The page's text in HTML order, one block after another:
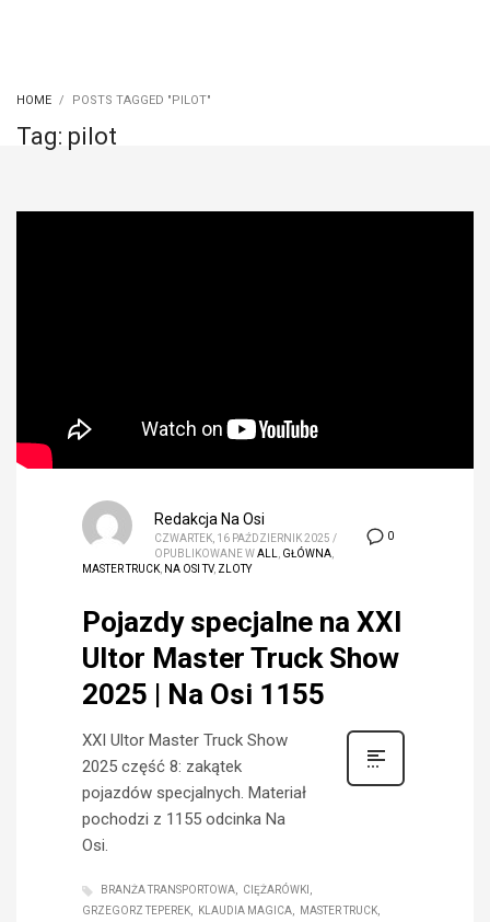
HOME POSTS TAGGED "PILOT"
Tag: pilot
0
Redakcja Na Osi
CZWARTEK, 16 PAŹDZIERNIK 2025 /
OPUBLIKOWANE WALL, GŁÓWNA,
MASTER TRUCK, NA OSI TV, ZLOTY
Pojazdy specjalne na XXI
Ultor Master Truck Show
2025 | Na Osi 1155
XXI Ultor Master Truck Show
2025 część 8: zakątek
pojazdów specjalnych. Materiał
pochodzi z 1155 odcinka Na
Osi.
BRANŻA TRANSPORTOWA
CIĘŻARÓWKI
GRZEGORZ TEPEREK
KLAUDIA MAGICA
MASTER TRUCK